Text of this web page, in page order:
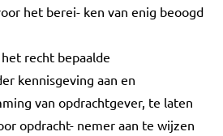
het berei- ken van enig beoogd
recht bepaalde
kennisgeving aan en
van opdrachtgever, te laten
opdracht- nemer aan te wijzen